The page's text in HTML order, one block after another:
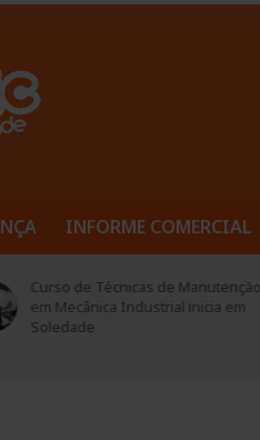
INFORME COMERCIAL
Curso de Técnicas de Manutenção
em Mecânica Industrial inicia em
Soledade